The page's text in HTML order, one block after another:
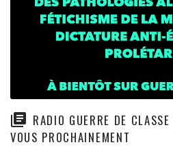
RADIO GUERRE DE
VOUS PROCHAINEMENT